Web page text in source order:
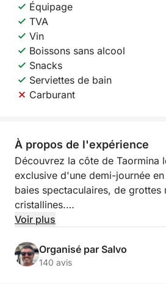
Équipage
TVA
Vin
Boissons sans alcool
Snacks
Serviettes de bain
Carburant
À propos de l'expérience
Découvrez la côte de Taormina
exclusive d'une demi-journée
baies spectaculaires, de grottes
cristallines.
Naxos, vous naviguerez le long
belles portions de littoral de
Voir plus
Organisé par Salvo
140 avis